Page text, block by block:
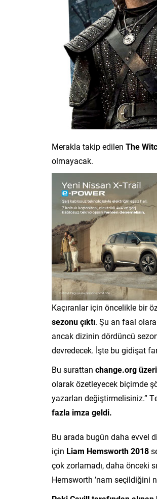
Merakla takip edilen The
olmayacak.
Kaçıranlar için öncelikle bir
sezonu çıktı. Şu an faal
ancak dizinin dördüncü
devredecek. İşte bu gidişat
Bu surattan change.org
olarak özetleyecek biçimde
yazarları değiştirmelisiniz.”
fazla imza geldi.
Bu arada bugün daha evvel
için Liam Hemsworth2018
çok zorlamadı, daha önceki
Hemsworth ’nam seçildiğini